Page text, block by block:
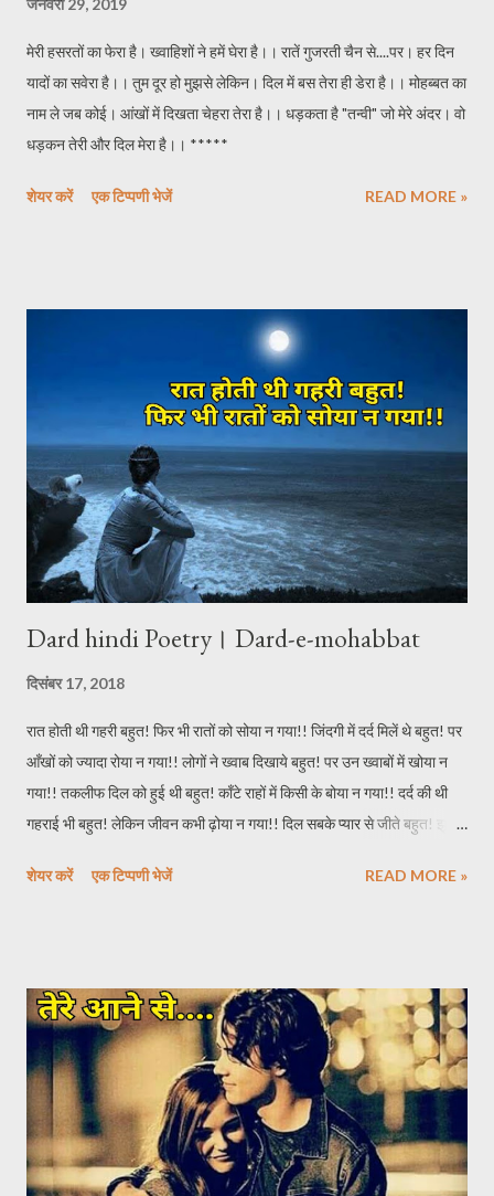
मेरी हसरतों का फेरा है। ख्वाहिशों ने हमें घेरा है।। रातें गुजरती चैन से....पर। हर दिन
यादों का सवेरा है।। तुम दूर हो मुझसे लेकिन। दिल में बस तेरा ही डेरा है।। मोहब्बत का
नाम ले जब कोई। आंखों में दिखता चेहरा तेरा है।। धड़कता है "तन्वी" जो मेरे अंदर। वो
धड़कन तेरी और दिल मेरा है।। *****
शेयर करें एक टिप्पणी भेजें READ MORE »
Dard hindi Poetry। Dard-e-mohabbat
दिसंबर 17, 2018
रात होती थी गहरी बहुत! फिर भी रातों को सोया न गया!! जिंदगी में दर्द मिलें थे बहुत! पर
आँखों को ज्यादा रोया न गया!! लोगों ने ख्वाब दिखाये बहुत! पर उन ख्वाबों में खोया न
गया!! तकलीफ दिल को हुई थी बहुत! काँटे राहों में किसी के बोया न गया!! दर्द की थी
गहराई भी बहुत! लेकिन जीवन कभी ढ़ोया न गया!! दिल सबके प्यार से जीते बहुत! झूठें
धोया न गया!! *****
शेयर करें एक टिप्पणी भेजें READ MORE »